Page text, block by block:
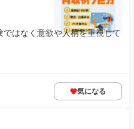
はなく意欲や人柄を重視して
気になる